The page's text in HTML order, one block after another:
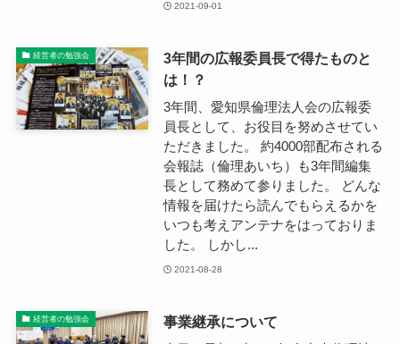
2021-09-01
経営者の勉強会
3年間の広報委員長で得たものと
は！？
3年間、愛知県倫理法人会の広報委
員長として、お役目を努めさせてい
ただきました。 約4000部配布される
会報誌（倫理あいち）も3年間編集
長として務めて参りました。 どんな
情報を届けたら読んでもらえるかを
いつも考えアンテナをはっておりま
した。 しかし...
2021-08-28
経営者の勉強会 事業継承について